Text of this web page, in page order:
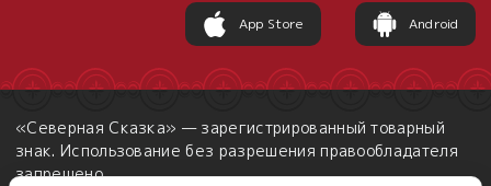
App Store Android
«Северная Сказка» — зарегистрированный товарный
знак. Использование без разрешения правообладателя
запрещено.